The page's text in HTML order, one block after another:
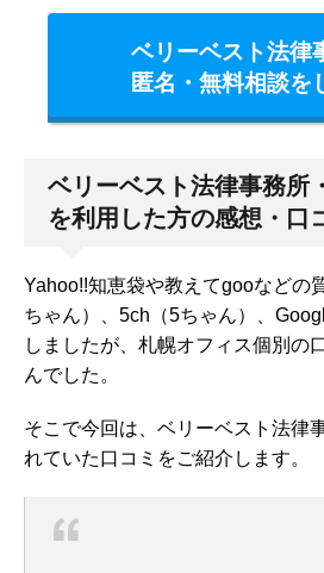
ベリーベスト法律
匿名・無料相談を
ベリーベスト法律事務所
を利用した方の感想・口
Yahoo!!知恵袋や教えてgooなどの
ちゃん）、5ch（5ちゃん）、
しましたが、札幌オフィス個別の
んでした。
そこで今回は、ベリーベスト法律
れていた口コミをご紹介します。